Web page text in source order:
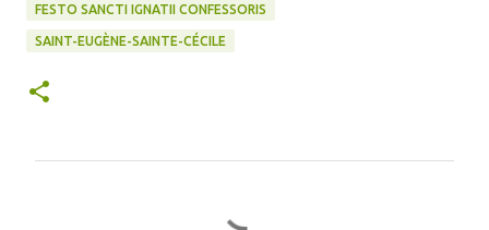
FESTO SANCTI IGNATII CONFESSORIS
SAINT-EUGÈNE-SAINTE-CÉCILE